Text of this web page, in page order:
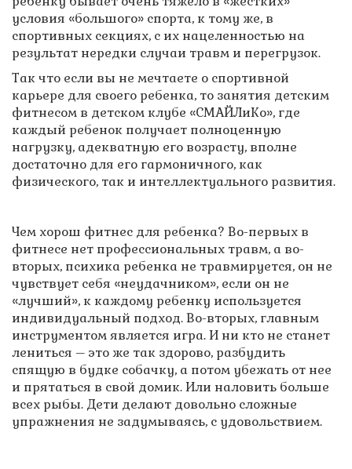
условия «большого» спорта, к тому же, в
спортивных секциях, с их нацеленностью на
результат нередки случаи травм и перегрузок.
Так что если вы не мечтаете о спортивной
карьере для своего ребенка, то занятия детским
фитнесом в детском клубе «СМАЙЛиКо», где
каждый ребенок получает полноценную
нагрузку, адекватную его возрасту, вполне
достаточно для его гармоничного, как
физического, так и интеллектуального развития.
Чем хорош фитнес для ребенка? Во-первых в
фитнесе нет профессиональных травм, а во-
вторых, психика ребенка не травмируется, он не
чувствует себя «неудачником», если он не
«лучший», к каждому ребенку используется
индивидуальный подход. Во-вторых, главным
инструментом является игра. И ни кто не станет
лениться – это же так здорово, разбудить
спящую в будке собачку, а потом убежать от нее
и прятаться в свой домик. Или наловить больше
всех рыбы. Дети делают довольно сложные
упражнения не задумываясь, с удовольствием.